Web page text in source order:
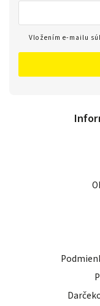
Vložením e-mailu